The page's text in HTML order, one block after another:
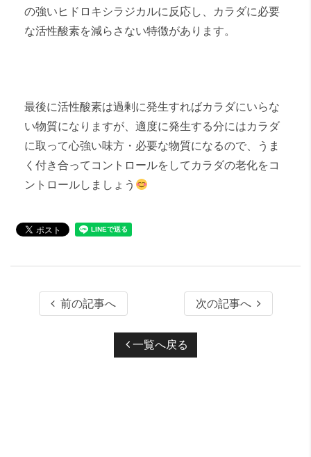
の強いヒドロキシラジカルに反応し、カラダに必要
な活性酸素を減らさない特徴があります。
最後に活性酸素は過剰に発生すればカラダにいらな
い物質になりますが、適度に発生する分にはカラダ
に取って心強い味方・必要な物質になるので、うま
く付き合ってコントロールをしてカラダの老化をコ
ントロールしましょう
前の記事へ 次の記事へ
一覧へ戻る